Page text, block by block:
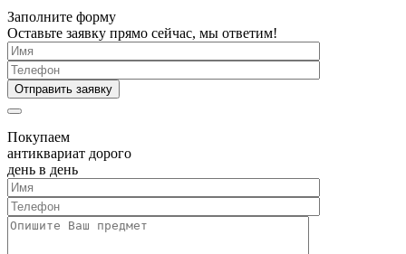
Заполните форму
Оставьте заявку прямо сейчас, мы ответим!
Покупаем
антиквариат дорого
день в день